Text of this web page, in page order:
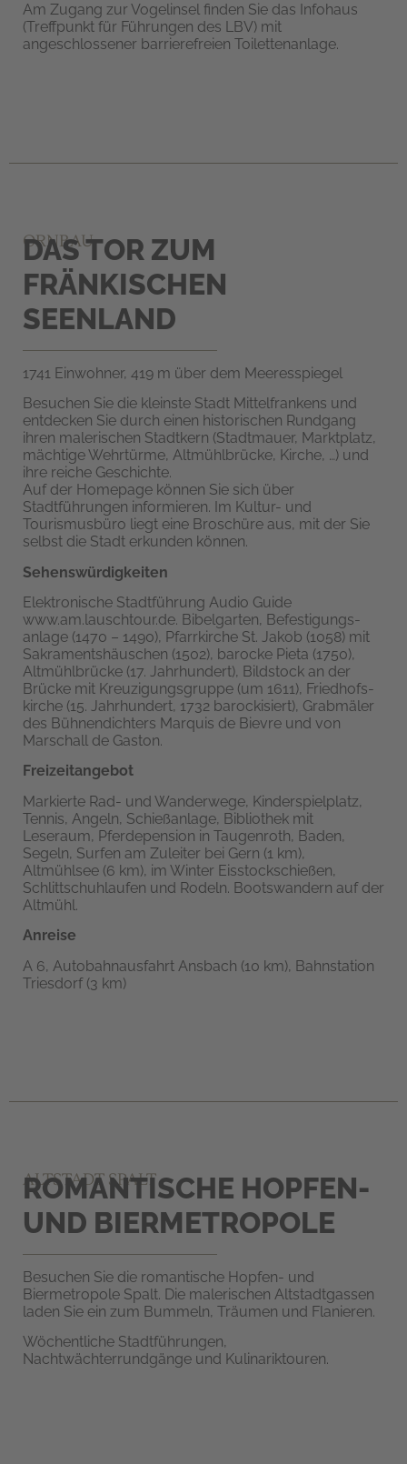
Am Zugang zur Vogelinsel finden Sie das Infohaus
(Treffpunkt für Führungen des LBV) mit
angeschlossener barrierefreien Toilettenanlage.
ORNBAU
DAS TOR ZUM
FRÄNKISCHEN
SEENLAND
1741 Einwohner, 419 m über dem Meeresspiegel
Besuchen Sie die kleinste Stadt Mittelfrankens und
entdecken Sie durch einen historischen Rundgang
ihren malerischen Stadtkern (Stadtmauer, Marktplatz,
mächtige Wehrtürme, Altmühlbrücke, Kirche, …) und
ihre reiche Geschichte.
Auf der Homepage können Sie sich über
Stadtführungen informieren. Im Kultur- und
Tourismusbüro liegt eine Broschüre aus, mit der Sie
selbst die Stadt erkunden können.
Sehenswürdigkeiten
Elektronische Stadtführung Audio Guide
www.am.lauschtour.de. Bibelgarten, Befestigungs­
anlage (1470 – 1490), Pfarrkirche St. Jakob (1058) mit
Sakramentshäuschen (1502), barocke Pieta (1750),
Altmühlbrücke (17. Jahrhundert), Bildstock an der
Brücke mit Kreuzigungsgruppe (um 1611), Friedhofs­
kirche (15. Jahrhundert, 1732 barockisiert), Grabmäler
des Bühnendichters Marquis de Bievre und von
Marschall de Gaston.
Freizeitangebot
Markierte Rad- und Wanderwege, Kinderspielplatz,
Tennis, Angeln, Schießanlage, Bibliothek mit
Leseraum, Pferdepension in Taugenroth, Baden,
Segeln, Surfen am Zuleiter bei Gern (1 km),
Altmühlsee (6 km), im Winter Eisstockschießen,
Schlittschuhlaufen und Rodeln. Bootswandern auf der
Altmühl.
Anreise
A 6, Autobahnausfahrt Ansbach (10 km), Bahnstation
Triesdorf (3 km)
ALTSTADT SPALT
ROMANTISCHE HOPFEN-
UND BIERMETROPOLE
Besuchen Sie die romantische Hopfen- und
Biermetropole Spalt. Die malerischen Altstadtgassen
laden Sie ein zum Bummeln, Träumen und Flanieren.
Wöchentliche Stadtführungen,
Nachtwächterrundgänge und Kulinariktouren.